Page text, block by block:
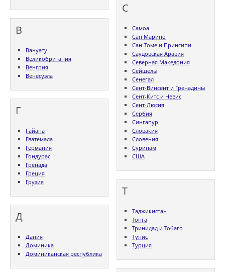
В
Вануату
Великобритания
Венгрия
Венесуэла
Г
Гайана
Гватемала
Германия
Гондурас
Гренада
Греция
Грузия
Д
Дания
Доминика
Доминиканская республика
С
Самоа
Сан Марино
Сан-Томе и Принсипи
Саудовская Аравия
Северная Македония
Сейшелы
Сенегал
Сент-Винсент и Гренадины
Сент-Китс и Невис
Сент-Люсия
Сербия
Сингапур
Словакия
Словения
Суринам
США
Т
Таджикистан
Тонга
Тринидад и Тобаго
Тунис
Турция